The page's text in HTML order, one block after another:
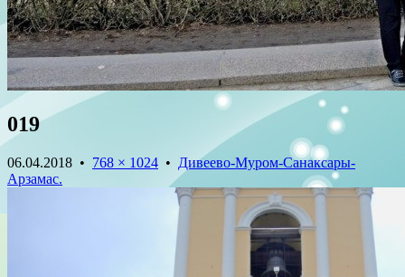
019
06.04.2018 • 768 × 1024 • Дивеево-Муром-Санаксары-
Арзамас.